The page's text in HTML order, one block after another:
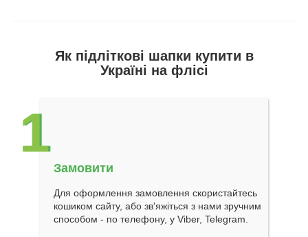
Як підліткові шапки купити в
Україні на флісі
1
Замовити
Для оформлення замовлення скористайтесь
кошиком сайту, або зв'яжіться з нами зручним
способом - по телефону, у Viber, Telegram.